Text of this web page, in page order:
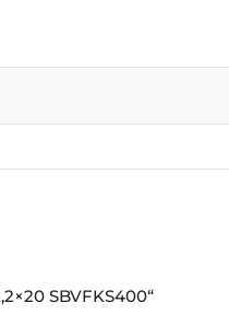
SBVFKS400“